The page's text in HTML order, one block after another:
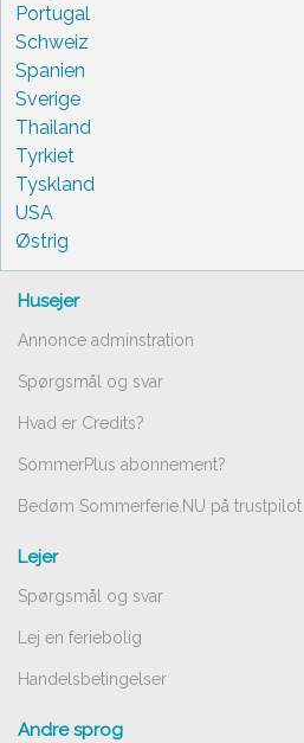
Portugal
Schweiz
Spanien
Sverige
Thailand
Tyrkiet
Tyskland
USA
Østrig
Husejer
Annonce adminstration
Spørgsmål og svar
Hvad er Credits?
SommerPlus abonnement?
Bedøm Sommerferie.NU på trustpilot
Lejer
Spørgsmål og svar
Lej en feriebolig
Handelsbetingelser
Andre sprog